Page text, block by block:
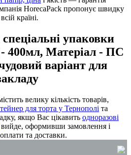
HorecaPack пропонує швидку
країні.
упаковки
400мл, Матеріал - ПС
варіант для
велику кількість товарів,
для торта у Тернополі та
якщо Вас цікавить одноразові
вийде, оформивши замовлення і
та доставки.